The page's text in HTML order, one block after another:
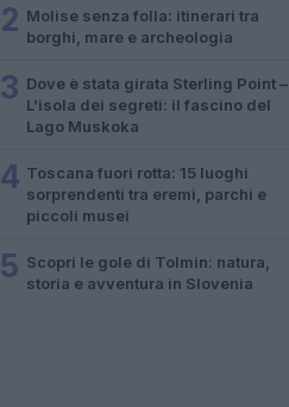
2 Molise senza folla: itinerari tra
borghi, mare e archeologia
3 Dove è stata girata Sterling Point –
L’isola dei segreti: il fascino del
Lago Muskoka
4 Toscana fuori rotta: 15 luoghi
sorprendenti tra eremi, parchi e
piccoli musei
5 Scopri le gole di Tolmin: natura,
storia e avventura in Slovenia